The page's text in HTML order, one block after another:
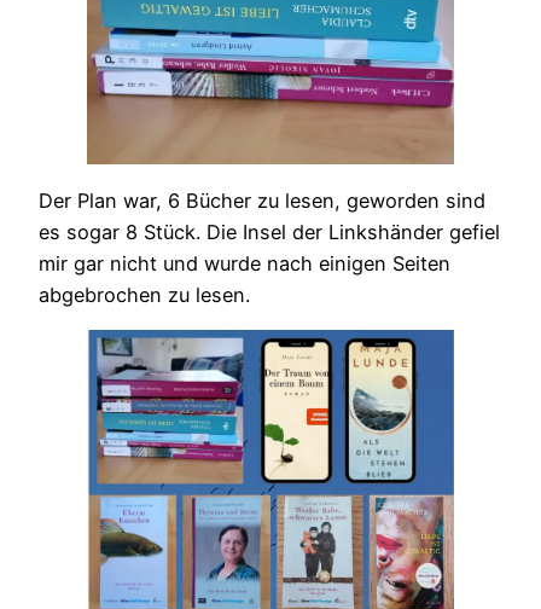
Der Plan war, 6 Bücher zu lesen, geworden sind
es sogar 8 Stück. Die Insel der Linkshänder gefiel
mir gar nicht und wurde nach einigen Seiten
abgebrochen zu lesen.